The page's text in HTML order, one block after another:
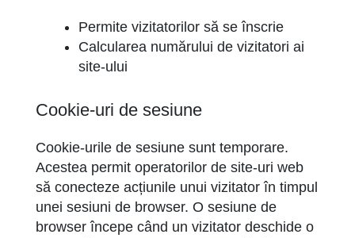
Permite vizitatorilor să se înscrie
Calcularea numărului de vizitatori ai
site-ului
Cookie-uri de sesiune
Cookie-urile de sesiune sunt temporare.
Acestea permit operatorilor de site-uri web
să conecteze acțiunile unui vizitator în timpul
unei sesiuni de browser. O sesiune de
browser începe când un vizitator deschide o